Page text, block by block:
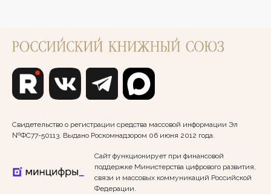
Свидетельство о регистрации средства массовой информации Эл
№ФС77-50113. Выдано Роскомнадзором 06 июня 2012 года.
Сайт функционирует при финансовой
поддержке Министерства цифрового развития,
связи и массовых коммуникаций Российской
Федерации.